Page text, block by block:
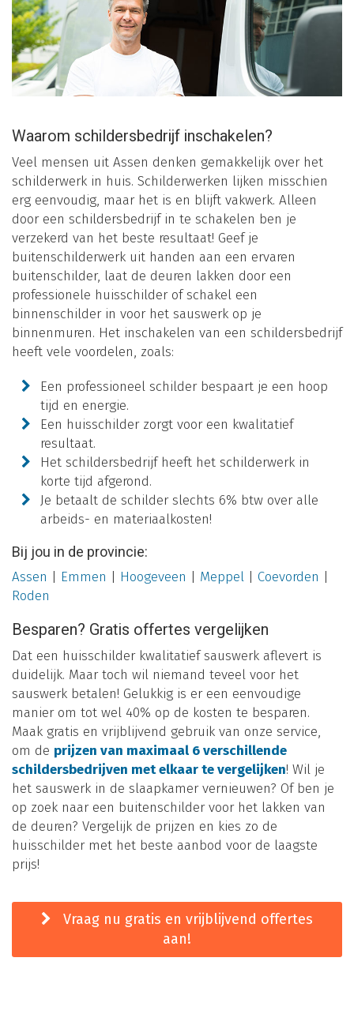
Waarom schildersbedrijf inschakelen?
Veel mensen uit Assen denken gemakkelijk over het
schilderwerk in huis. Schilderwerken lijken misschien
erg eenvoudig, maar het is en blijft vakwerk. Alleen
door een schildersbedrijf in te schakelen ben je
verzekerd van het beste resultaat! Geef je
buitenschilderwerk uit handen aan een ervaren
buitenschilder, laat de deuren lakken door een
professionele huisschilder of schakel een
binnenschilder in voor het sauswerk op je
binnenmuren. Het inschakelen van een schildersbedrijf
heeft vele voordelen, zoals:
Een professioneel schilder bespaart je een hoop
tijd en energie.
Een huisschilder zorgt voor een kwalitatief
resultaat.
Het schildersbedrijf heeft het schilderwerk in
korte tijd afgerond.
Je betaalt de schilder slechts 6% btw over alle
arbeids- en materiaalkosten!
Bij jou in de provincie:
Assen Emmen Hoogeveen Meppel Coevorden
Roden
Besparen? Gratis offertes vergelijken
Dat een huisschilder kwalitatief sauswerk aflevert is
duidelijk. Maar toch wil niemand teveel voor het
sauswerk betalen! Gelukkig is er een eenvoudige
manier om tot wel 40% op de kosten te besparen.
Maak gratis en vrijblijvend gebruik van onze service,
om de prijzen van maximaal 6 verschillende
schildersbedrijven met elkaar te vergelijken! Wil je
het sauswerk in de slaapkamer vernieuwen? Of ben je
op zoek naar een buitenschilder voor het lakken van
de deuren? Vergelijk de prijzen en kies zo de
huisschilder met het beste aanbod voor de laagste
prijs!
Vraag nu gratis en vrijblijvend offertes
aan!